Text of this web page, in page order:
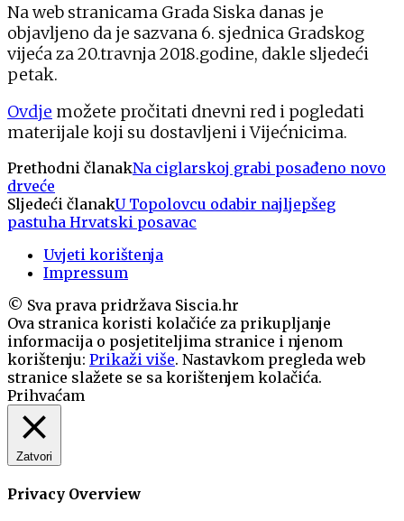
Na web stranicama Grada Siska danas je
objavljeno da je sazvana 6. sjednica Gradskog
vijeća za 20.travnja 2018.godine, dakle sljedeći
petak.
Ovdje možete pročitati dnevni red i pogledati
materijale koji su dostavljeni i Vijećnicima.
Prethodni članakNa ciglarskoj grabi posađeno novo
drveće
Sljedeći članakU Topolovcu odabir najljepšeg
pastuha Hrvatski posavac
Uvjeti korištenja
Impressum
© Sva prava pridržava Siscia.hr
Ova stranica koristi kolačiće za prikupljanje
informacija o posjetiteljima stranice i njenom
korištenju: Prikaži više. Nastavkom pregleda web
stranice slažete se sa korištenjem kolačića.
Prihvaćam
Zatvori
Privacy Overview